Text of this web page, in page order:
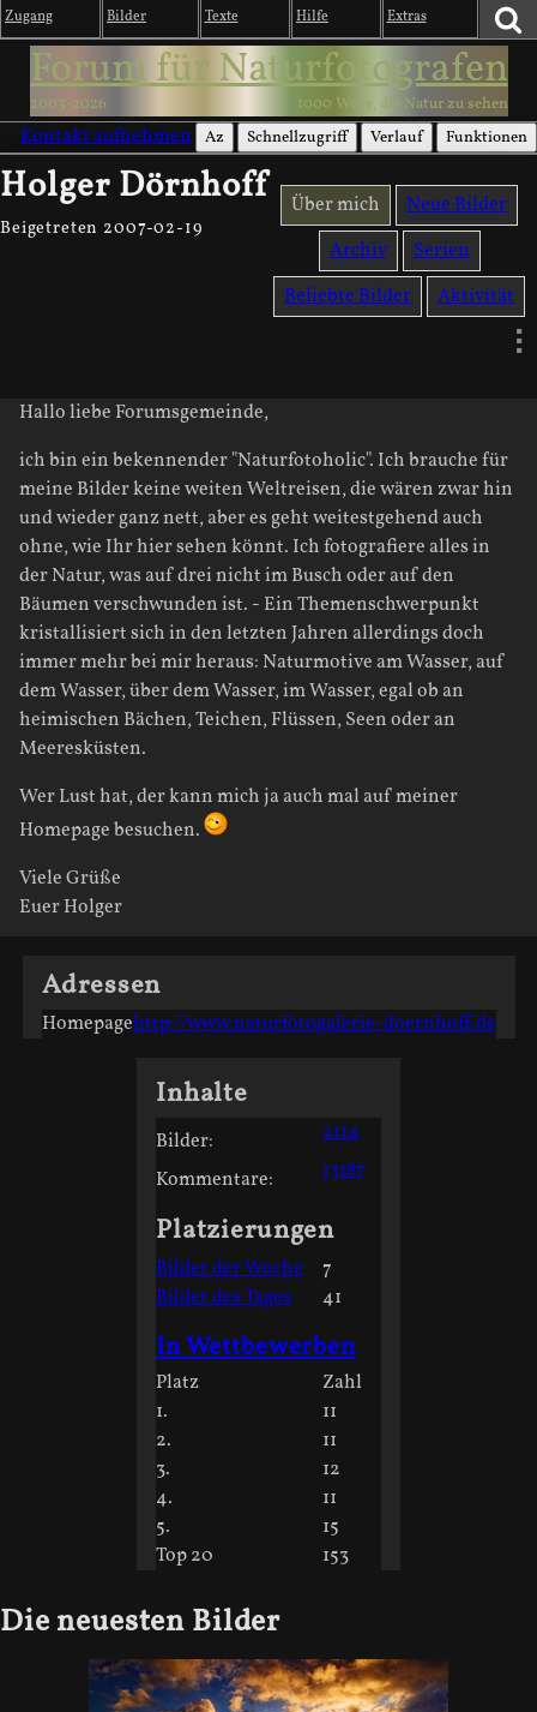
Zugang Bilder Texte Hilfe Extras
Forum für Naturfotografen
2003-2026 1000 Wege, die Natur zu sehen
Kontakt aufnehmen Az Schnellzugriff Verlauf Funktionen
Holger Dörnhoff
Beigetreten 2007-02-19
Über mich
Neue Bilder
Archiv
Serien
Beliebte Bilder
Aktivität
Hallo liebe Forumsgemeinde,
ich bin ein bekennender "Naturfotoholic". Ich brauche für
meine Bilder keine weiten Weltreisen, die wären zwar hin
und wieder ganz nett, aber es geht weitestgehend auch
ohne, wie Ihr hier sehen könnt. Ich fotografiere alles in
der Natur, was auf drei nicht im Busch oder auf den
Bäumen verschwunden ist. - Ein Themenschwerpunkt
kristallisiert sich in den letzten Jahren allerdings doch
immer mehr bei mir heraus: Naturmotive am Wasser, auf
dem Wasser, über dem Wasser, im Wasser, egal ob an
heimischen Bächen, Teichen, Flüssen, Seen oder an
Meeresküsten.
Wer Lust hat, der kann mich ja auch mal auf meiner
Homepage besuchen.
Viele Grüße
Euer Holger
Adressen
Homepagehttp://www.naturfotogalerie-doernhoff.de
Inhalte
Bilder:
2114
Kommentare:
13187
Platzierungen
Bilder der Woche
7
Bilder des Tages
41
In Wettbewerben
Platz
Zahl
1.
11
2.
11
3.
12
4.
11
5.
15
Top 20
153
Die neuesten Bilder